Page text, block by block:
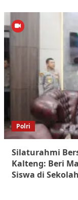
Polri
Silaturahmi
Kalteng: Beri
Siswa di